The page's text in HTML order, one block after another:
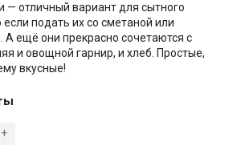
— отличный вариант для сытного
если подать их со сметаной или
А ещё они прекрасно сочетаются с
и овощной гарнир, и хлеб. Простые,
вкусные!
+